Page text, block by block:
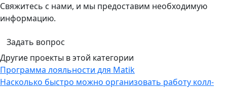
Свяжитесь с нами, и мы предоставим необходимую
информацию.
Задать вопрос
Другие проекты в этой категории
Программа лояльности для Matik
Насколько быстро можно организовать работу колл-